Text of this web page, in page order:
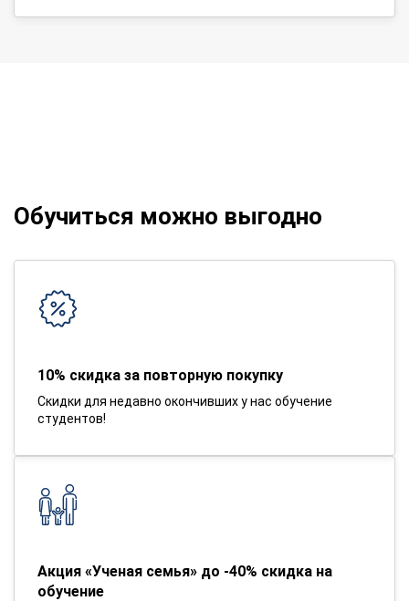
Обучиться можно выгодно
10% скидка за повторную покупку
Скидки для недавно окончивших у нас обучение
студентов!
Акция «Ученая семья» до -40% скидка на
обучение